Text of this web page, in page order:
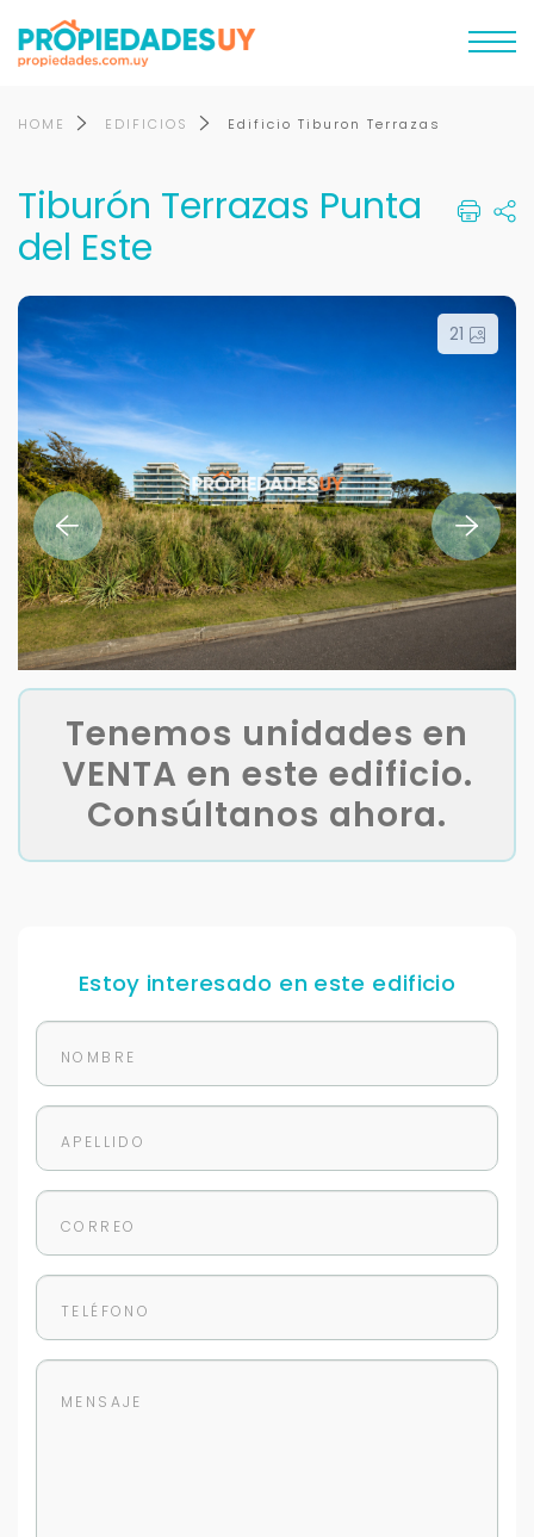
HOME EDIFICIOS Edificio Tiburon Terrazas
Tiburón Terrazas Punta
del Este
21
Tenemos unidades en
VENTA en este edificio.
Consúltanos ahora.
Estoy interesado en este edificio